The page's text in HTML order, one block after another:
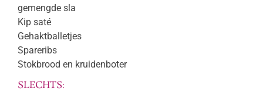
gemengde sla
Kip saté
Gehaktballetjes
Spareribs
Stokbrood en kruidenboter
SLECHTS: